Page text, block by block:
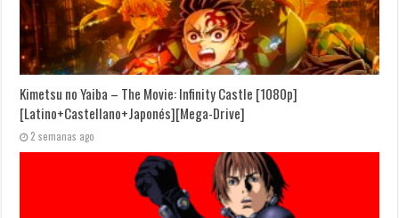
Kimetsu no Yaiba – The Movie: Infinity Castle [1080p]
[Latino+Castellano+Japonés][Mega-Drive]
2 semanas ago